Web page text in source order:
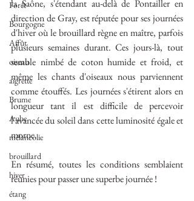
Forêt
Bourgogne
Affût
oiseau
aigrette
Brume
Aube
mélancolie
brouillard
hiver
étang
la Saône, s'étendant au-delà de Pontailler en
direction de Gray, est réputée pour ses journées
d'hiver où le brouillard règne en maître, parfois
plusieurs semaines durant. Ces jours-là, tout
semble nimbé de coton humide et froid, et
même les chants d'oiseaux nous parviennent
comme étouffés. Les journées s'étirent alors en
longueur tant il est difficile de percevoir
l'avancée du soleil dans cette luminosité égale et
morne.
En résumé, toutes les conditions semblaient
réunies pour passer une superbe journée !